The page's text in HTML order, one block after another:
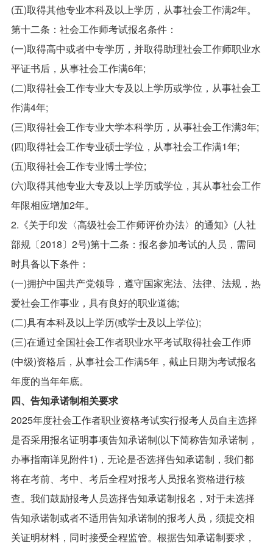
(五)取得其他专业本科及以上学历，从事社会工作满2年。
第十二条：社会工作师考试报名条件：
(一)取得高中或者中专学历，并取得助理社会工作师职业水
平证书后，从事社会工作满6年;
(二)取得社会工作专业大专及以上学历或学位，从事社会工
作满4年;
(三)取得社会工作专业大学本科学历，从事社会工作满3年;
(四)取得社会工作专业硕士学位，从事社会工作满1年;
(五)取得社会工作专业博士学位;
(六)取得其他专业大专及以上学历或学位，其从事社会工作
年限相应增加2年。
2.《关于印发〈高级社会工作师评价办法〉的通知》(人社
部规〔2018〕2号)第十二条：报名参加考试的人员，需同
时具备以下条件：
(一)拥护中国共产党领导，遵守国家宪法、法律、法规，热
爱社会工作事业，具有良好的职业道德;
(二)具有本科及以上学历(或学士及以上学位);
(三)在通过全国社会工作者职业水平考试取得社会工作师
(中级)资格后，从事社会工作满5年，截止日期为考试报名
年度的当年年底。
四、告知承诺制相关要求
2025年度社会工作者职业资格考试实行报考人员自主选择
是否采用报名证明事项告知承诺制(以下简称告知承诺制，
办事指南详见附件1)，无论是否选择告知承诺制，我们都
将在考前、考中、考后全程对报考人员报名资格进行核
查。我们鼓励报考人员选择告知承诺制报名，对于未选择
告知承诺制或者不适用告知承诺制的报考人员，须提交相
关证明材料，同时接受全程监管。根据告知承诺制要求，